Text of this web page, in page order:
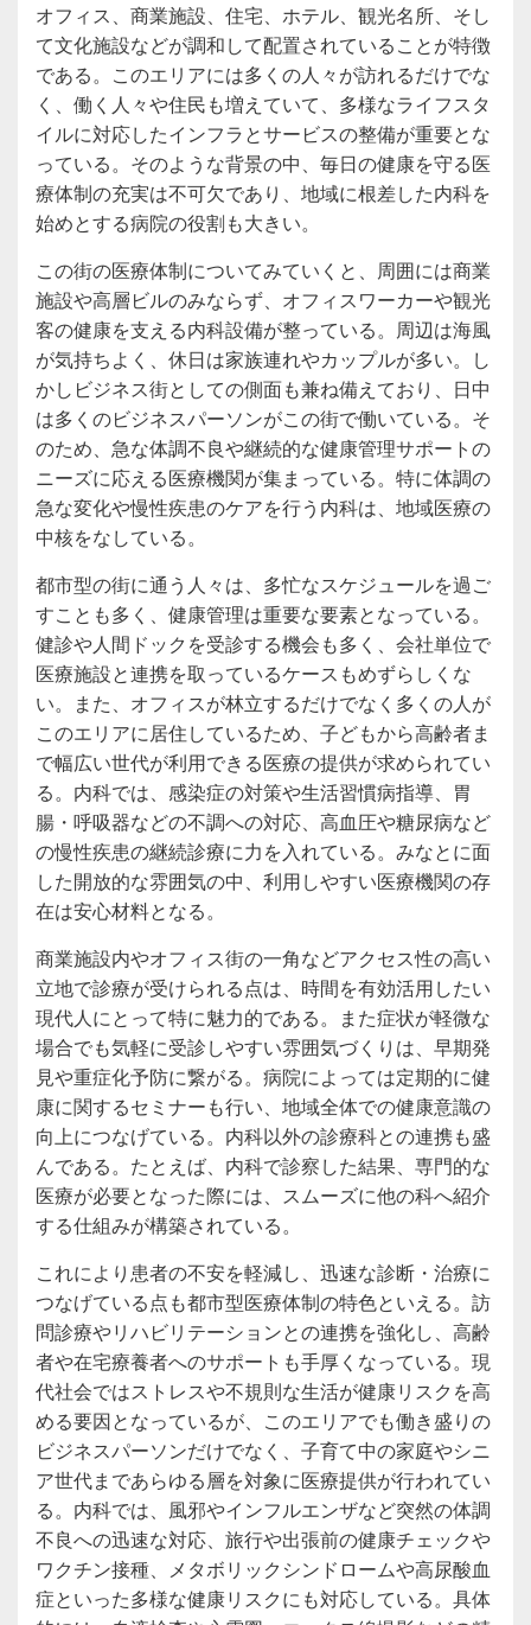
オフィス、商業施設、住宅、ホテル、観光名所、そし
て文化施設などが調和して配置されていることが特徴
である。このエリアには多くの人々が訪れるだけでな
く、働く人々や住民も増えていて、多様なライフスタ
イルに対応したインフラとサービスの整備が重要とな
っている。そのような背景の中、毎日の健康を守る医
療体制の充実は不可欠であり、地域に根差した内科を
始めとする病院の役割も大きい。
この街の医療体制についてみていくと、周囲には商業
施設や高層ビルのみならず、オフィスワーカーや観光
客の健康を支える内科設備が整っている。周辺は海風
が気持ちよく、休日は家族連れやカップルが多い。し
かしビジネス街としての側面も兼ね備えており、日中
は多くのビジネスパーソンがこの街で働いている。そ
のため、急な体調不良や継続的な健康管理サポートの
ニーズに応える医療機関が集まっている。特に体調の
急な変化や慢性疾患のケアを行う内科は、地域医療の
中核をなしている。
都市型の街に通う人々は、多忙なスケジュールを過ご
すことも多く、健康管理は重要な要素となっている。
健診や人間ドックを受診する機会も多く、会社単位で
医療施設と連携を取っているケースもめずらしくな
い。また、オフィスが林立するだけでなく多くの人が
このエリアに居住しているため、子どもから高齢者ま
で幅広い世代が利用できる医療の提供が求められてい
る。内科では、感染症の対策や生活習慣病指導、胃
腸・呼吸器などの不調への対応、高血圧や糖尿病など
の慢性疾患の継続診療に力を入れている。みなとに面
した開放的な雰囲気の中、利用しやすい医療機関の存
在は安心材料となる。
商業施設内やオフィス街の一角などアクセス性の高い
立地で診療が受けられる点は、時間を有効活用したい
現代人にとって特に魅力的である。また症状が軽微な
場合でも気軽に受診しやすい雰囲気づくりは、早期発
見や重症化予防に繋がる。病院によっては定期的に健
康に関するセミナーも行い、地域全体での健康意識の
向上につなげている。内科以外の診療科との連携も盛
んである。たとえば、内科で診察した結果、専門的な
医療が必要となった際には、スムーズに他の科へ紹介
する仕組みが構築されている。
これにより患者の不安を軽減し、迅速な診断・治療に
つなげている点も都市型医療体制の特色といえる。訪
問診療やリハビリテーションとの連携を強化し、高齢
者や在宅療養者へのサポートも手厚くなっている。現
代社会ではストレスや不規則な生活が健康リスクを高
める要因となっているが、このエリアでも働き盛りの
ビジネスパーソンだけでなく、子育て中の家庭やシニ
ア世代まであらゆる層を対象に医療提供が行われてい
る。内科では、風邪やインフルエンザなど突然の体調
不良への迅速な対応、旅行や出張前の健康チェックや
ワクチン接種、メタボリックシンドロームや高尿酸血
症といった多様な健康リスクにも対応している。具体